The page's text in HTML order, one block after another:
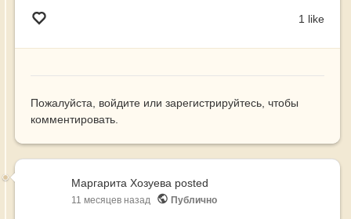
1 like
Пожалуйста, войдите или зарегистрируйтесь , чтобы
комментировать.
Маргарита Хозуева posted
11 месяцев назад Публично